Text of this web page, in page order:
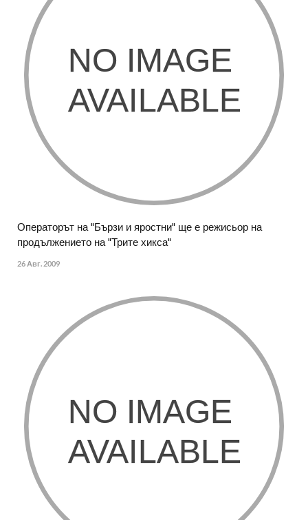
Операторът на "Бързи и яростни" ще е режисьор на
продължението на "Трите хикса"
26 Авг. 2009